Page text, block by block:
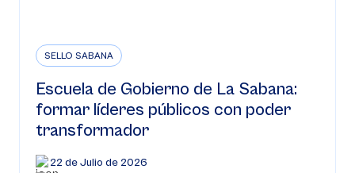
SELLO SABANA
Escuela de Gobierno de La Sabana:
formar líderes públicos con poder
transformador
22 de Julio de 2026